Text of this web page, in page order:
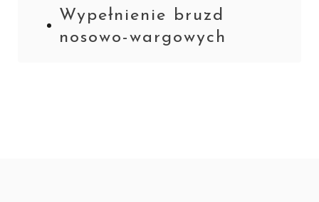
Wypełnienie bruzd
nosowo-wargowych